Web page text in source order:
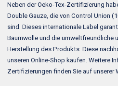
Neben der Oeko-Tex-Zertifizierung
Double Gauze, die von Control Union
sind. Dieses internationale Label
Baumwolle und die umweltfreundliche
Herstellung des Produkts. Diese
unseren Online-Shop kaufen. Weitere
Zertifizierungen finden Sie auf unserer